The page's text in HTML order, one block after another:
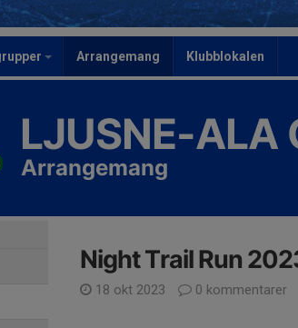
Arrangemang Klubblokalen
LJUSNE-ALA
Arrangemang
Night Trail Run
18 okt 2023 0 kommentarer